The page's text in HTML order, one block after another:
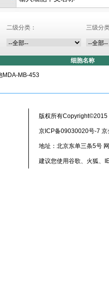
二级分类： 三级分
细胞名称
MDA-MB-453
版权所有
京ICP备09030020号-7
地址：北京东单三条5号
建议您使用谷歌、火狐、